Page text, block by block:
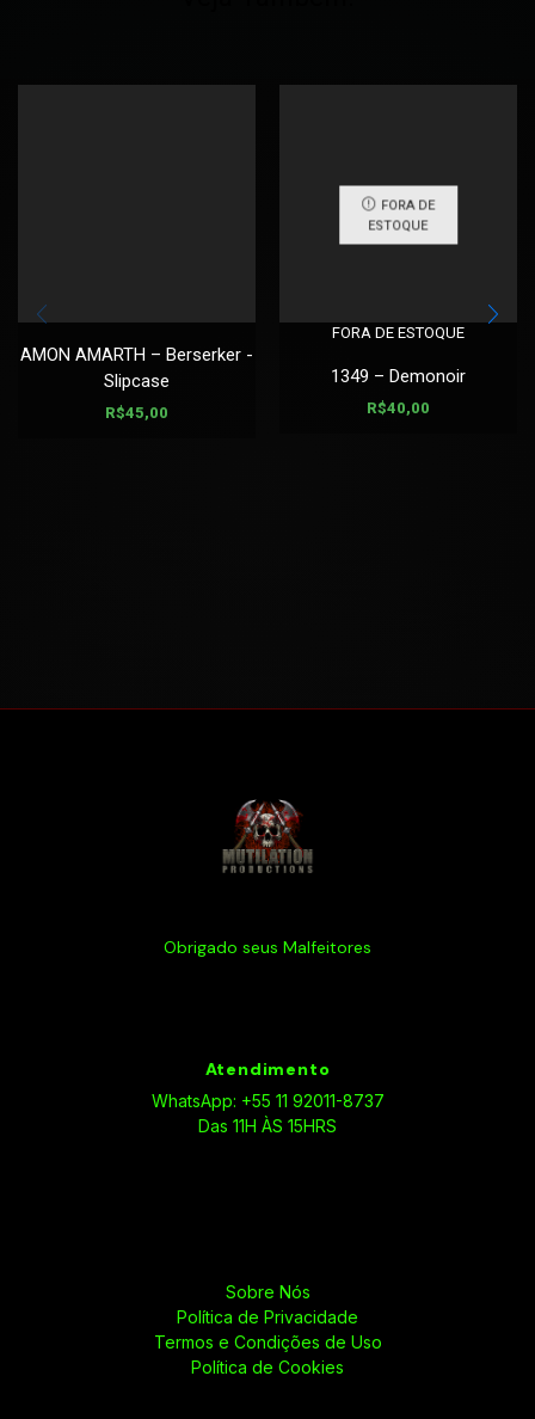
AMON AMARTH – Berserker -
Slipcase
R$45,00
FORA DE
ESTOQUE
FORA DE ESTOQUE
1349 – Demonoir
R$40,00
Obrigado seus Malfeitores
Atendimento
WhatsApp: +55 11 92011-8737
Das 11H ÀS 15HRS
Sobre Nós
Política de Privacidade
Termos e Condições de Uso
Política de Cookies